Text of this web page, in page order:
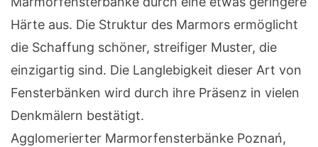
Härte aus. Die Struktur des Marmors ermöglicht
die Schaffung schöner, streifiger Muster, die
einzigartig sind. Die Langlebigkeit dieser Art von
Fensterbänken wird durch ihre Präsenz in vielen
Denkmälern bestätigt.
Agglomerierter Marmorfensterbänke Poznań,